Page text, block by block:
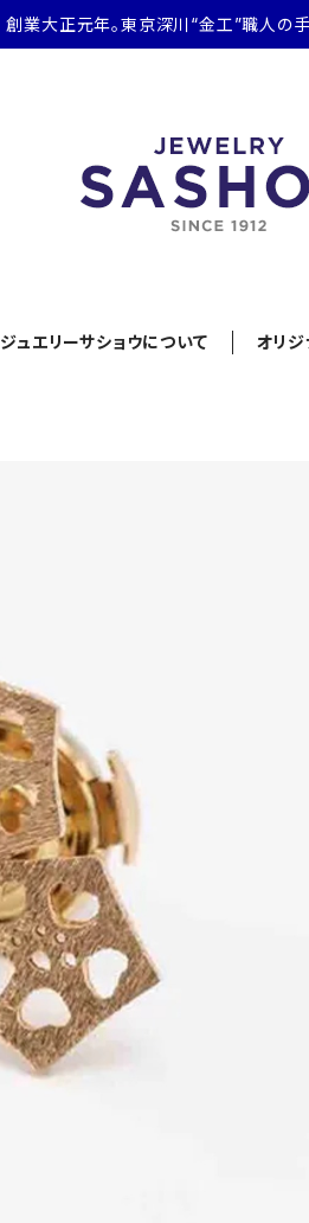
創業大正元年。東京深川“金工”職人の
ジュエリーサショウについて オリジ